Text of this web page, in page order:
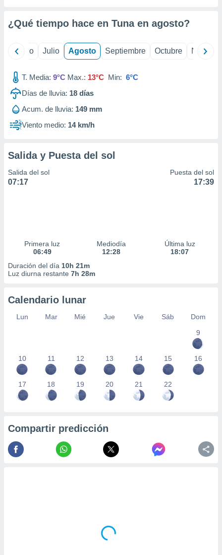
mediante
publicidad
1199
¿Qué tiempo hace en Tuna en agosto?
Junio Julio Agosto Septiembre Octubre
T. Media: 9°C Max.: 13°C Min: 6°C
Días de lluvia: 18 días
Acum. de lluvia: 149 mm
Viento medio: 14 km/h
Salida y Puesta del sol
Salida del sol
07:17
Puesta del sol
17:39
Primera luz
06:49
Mediodía
12:28
Última luz
18:07
Duración del día 10h 21m
Luz diurna restante 7h 28m
Calendario lunar
Lun Mar Mié Jue Vie Sáb
Dom
9
10 11 12 13 14 15 16
17 18 19 20 21 22
Compartir predicción